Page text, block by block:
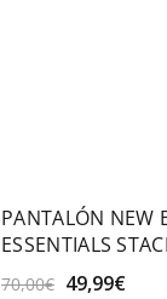
PANTALÓN NEW
ESSENTIALS
FRENCH TERRY
70,00€ El
49,99€El